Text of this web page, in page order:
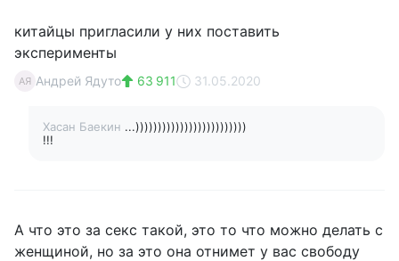
китайцы пригласили у них поставить
эксперименты
АЯ Андрей Ядуто 63 911 31.05.2020
Хасан Баекин ...)))))))))))))))))))))))))
!!!
А что это за секс такой, это то что можно делать с
женщиной, но за это она отнимет у вас свободу